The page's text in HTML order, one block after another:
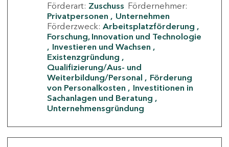
Förderart: Zuschuss Fördernehmer:
Privatpersonen
Unternehmen
Förderzweck: Arbeitsplatzförderung
Forschung, Innovation und Technologie
Investieren und Wachsen
Existenzgründung
Qualifizierung/Aus- und
Weiterbildung/Personal
Förderung
von Personalkosten
Investitionen in
Sachanlagen und Beratung
Unternehmensgründung